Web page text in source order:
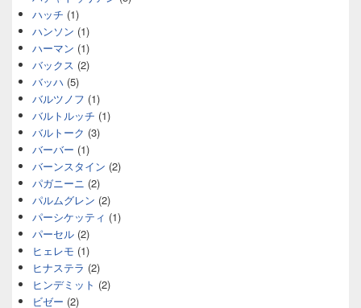
ハッチ (1)
ハンソン (1)
ハーマン (1)
バックス (2)
バッハ (5)
バルツノフ (1)
バルトルッチ (1)
バルトーク (3)
バーバー (1)
バーンスタイン (2)
パガニーニ (2)
パルムグレン (2)
パーシケッティ (1)
パーセル (2)
ヒェレモ (1)
ヒナステラ (2)
ヒンデミット (2)
ビゼー (2)